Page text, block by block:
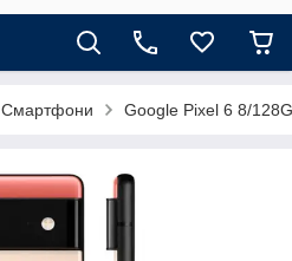
Смартфони Google Pixel 6 8/